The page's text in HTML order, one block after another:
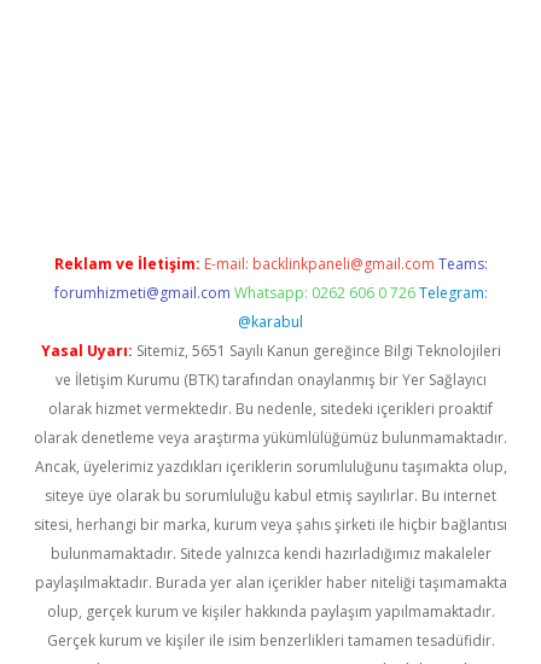
Reklam ve İletişim: E-mail: backlinkpaneli@gmail.com Teams:
forumhizmeti@gmail.com Whatsapp: 0262 606 0 726 Telegram:
@karabul
Yasal Uyarı: Sitemiz, 5651 Sayılı Kanun gereğince Bilgi Teknolojileri
ve İletişim Kurumu (BTK) tarafından onaylanmış bir Yer Sağlayıcı
olarak hizmet vermektedir. Bu nedenle, sitedeki içerikleri proaktif
olarak denetleme veya araştırma yükümlülüğümüz bulunmamaktadır.
Ancak, üyelerimiz yazdıkları içeriklerin sorumluluğunu taşımakta olup,
siteye üye olarak bu sorumluluğu kabul etmiş sayılırlar. Bu internet
sitesi, herhangi bir marka, kurum veya şahıs şirketi ile hiçbir bağlantısı
bulunmamaktadır. Sitede yalnızca kendi hazırladığımız makaleler
paylaşılmaktadır. Burada yer alan içerikler haber niteliği taşımamakta
olup, gerçek kurum ve kişiler hakkında paylaşım yapılmamaktadır.
Gerçek kurum ve kişiler ile isim benzerlikleri tamamen tesadüfidir.